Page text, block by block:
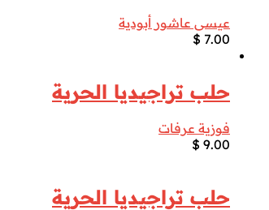
عيسى عاشور أبودية
$ 7.00
حلب تراجيديا الحرية
فوزية عرفات
$ 9.00
حلب تراجيديا الحرية